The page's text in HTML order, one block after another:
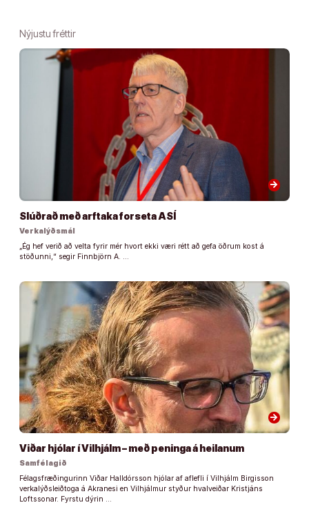
Nýjustu fréttir
arrow_forward
Slúðrað með arftaka forseta ASÍ
Verkalýðsmál
„Ég hef verið að velta fyrir mér hvort ekki væri rétt að gefa öðrum kost á
stöðunni,“ segir Finnbjörn A. …
arrow_forward
Viðar hjólar í Vilhjálm – með peninga á heilanum
Samfélagið
Félagsfræðingurinn Viðar Halldórsson hjólar af aflefli í Vilhjálm Birgisson
verkalýðsleiðtoga á Akranesi en Vilhjálmur styður hvalveiðar Kristjáns
Loftssonar. Fyrstu dýrin …